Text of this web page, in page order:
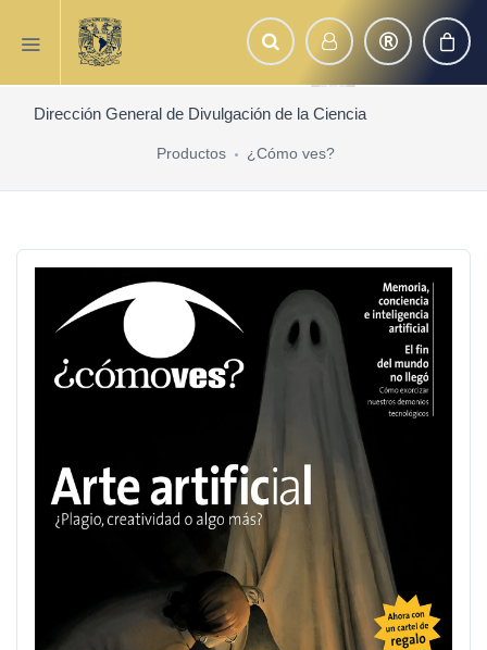
Dirección General de Divulgación de la Ciencia
Productos ¿Cómo ves?